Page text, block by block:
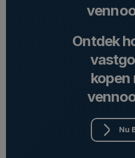
Ontdek
kopen
Nu